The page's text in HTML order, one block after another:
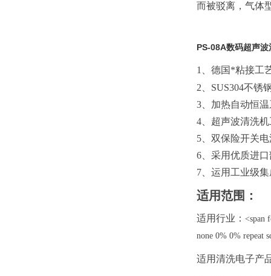
而被驳离，气体
PS-08A数码超声
1、德国*粘接工
2、SUS304不锈
3、加热自动恒
4、超声波清洗
5、双保险开关
6、采用优质进
7、运用工业级
适用范围：
适用行业： <span
none 0% 0%
适用清洗电子产